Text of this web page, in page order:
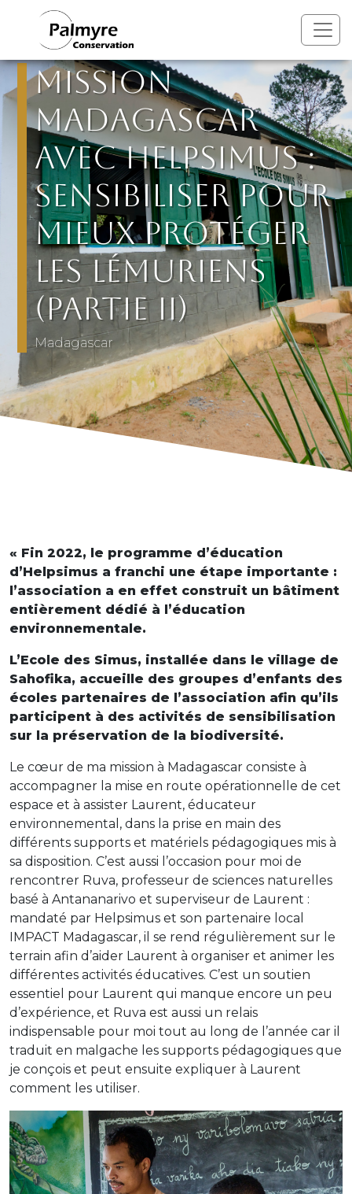
Aller au contenu principal
Mission
Madagascar
avec Helpsimus :
sensibiliser pour
mieux protéger
les lémuriens
(Partie II)
Madagascar
« Fin 2022, le programme d’éducation
d’Helpsimus a franchi une étape importante :
l’association a en effet construit un bâtiment
entièrement dédié à l’éducation
environnementale.
L’Ecole des Simus, installée dans le village de
Sahofika, accueille des groupes d’enfants des
écoles partenaires de l’association afin qu’ils
participent à des activités de sensibilisation
sur la préservation de la biodiversité.
Le cœur de ma mission à Madagascar consiste à
accompagner la mise en route opérationnelle de cet
espace et à assister Laurent, éducateur
environnemental, dans la prise en main des
différents supports et matériels pédagogiques mis à
sa disposition. C’est aussi l’occasion pour moi de
rencontrer Ruva, professeur de sciences naturelles
basé à Antananarivo et superviseur de Laurent :
mandaté par Helpsimus et son partenaire local
IMPACT Madagascar, il se rend régulièrement sur le
terrain afin d’aider Laurent à organiser et animer les
différentes activités éducatives. C’est un soutien
essentiel pour Laurent qui manque encore un peu
d’expérience, et Ruva est aussi un relais
indispensable pour moi tout au long de l’année car il
traduit en malgache les supports pédagogiques que
je conçois et peut ensuite expliquer à Laurent
comment les utiliser.